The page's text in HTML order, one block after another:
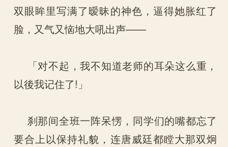
双眼眸里写满了暧昧的神色，逼得她胀红了
脸，又气又恼地大吼出声——
「对不起，我不知道老师的耳朵这么重，
以後我记住了!」
刹那间全班一阵呆愣，同学们的嘴都忘了
要合上以保持礼貌，连唐威廷都瞠大那双炯